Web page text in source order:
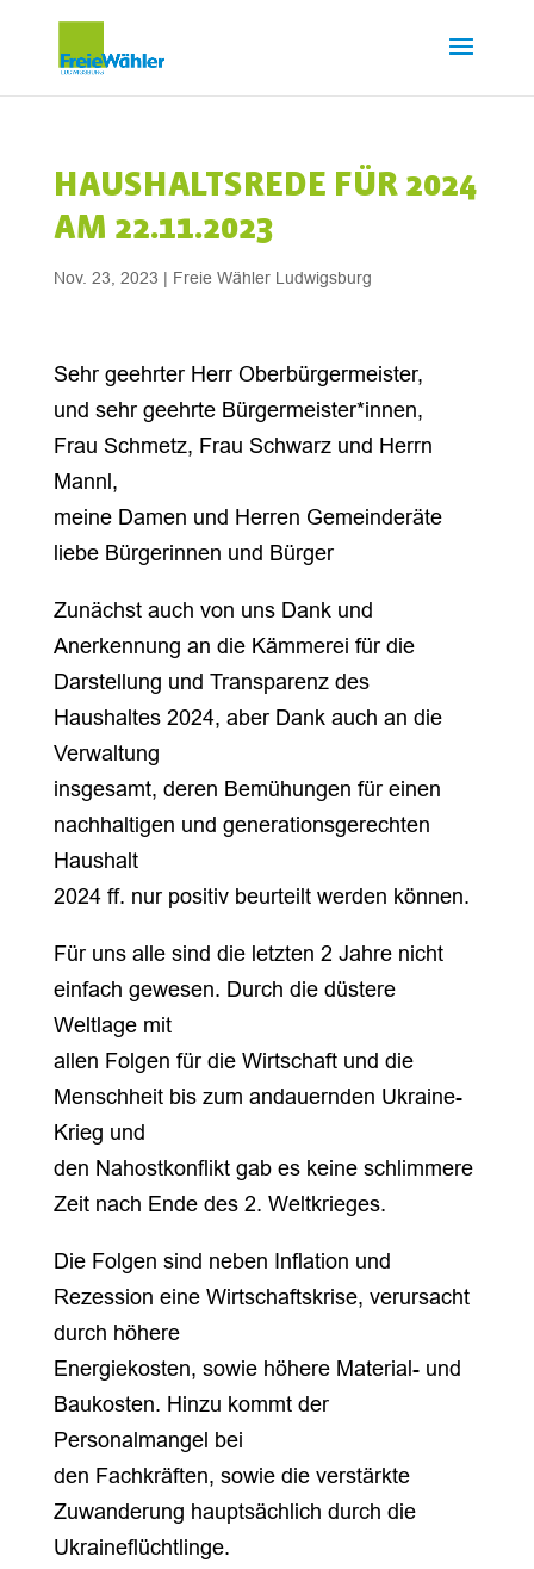
HAUSHALTSREDE FÜR 2024
AM 22.11.2023
Nov. 23, 2023 | Freie Wähler Ludwigsburg
Sehr geehrter Herr Oberbürgermeister,
und sehr geehrte Bürgermeister*innen,
Frau Schmetz, Frau Schwarz und Herrn
Mannl,
meine Damen und Herren Gemeinderäte
liebe Bürgerinnen und Bürger
Zunächst auch von uns Dank und
Anerkennung an die Kämmerei für die
Darstellung und Transparenz des
Haushaltes 2024, aber Dank auch an die
Verwaltung
insgesamt, deren Bemühungen für einen
nachhaltigen und generationsgerechten
Haushalt
2024 ff. nur positiv beurteilt werden können.
Für uns alle sind die letzten 2 Jahre nicht
einfach gewesen. Durch die düstere
Weltlage mit
allen Folgen für die Wirtschaft und die
Menschheit bis zum andauernden Ukraine-
Krieg und
den Nahostkonflikt gab es keine schlimmere
Zeit nach Ende des 2. Weltkrieges.
Die Folgen sind neben Inflation und
Rezession eine Wirtschaftskrise, verursacht
durch höhere
Energiekosten, sowie höhere Material- und
Baukosten. Hinzu kommt der
Personalmangel bei
den Fachkräften, sowie die verstärkte
Zuwanderung hauptsächlich durch die
Ukraineflüchtlinge.